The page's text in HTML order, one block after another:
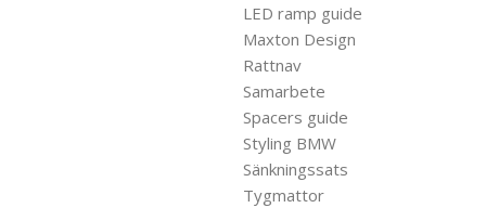
LED ramp guide
Maxton Design
Rattnav
Samarbete
Spacers guide
Styling BMW
Sänkningssats
Tygmattor